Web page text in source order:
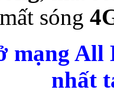
sóng
mạng
nhất